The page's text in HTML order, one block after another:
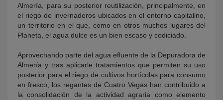
Almería, para su posterior reutilización, principalmente, en
el riego de invernaderos ubicados en el entorno capitalino,
un territorio en el que, como en otros muchos lugares del
Planeta, el agua dulce es un bien escaso y codiciado.
Aprovechando parte del agua efluente de la Depuradora de
Almería y tras aplicarle tratamientos que permiten su uso
posterior para el riego de cultivos hortícolas para consumo
en fresco, los regantes de Cuatro Vegas han contribuido a
la consolidación de la actividad agraria como elemento